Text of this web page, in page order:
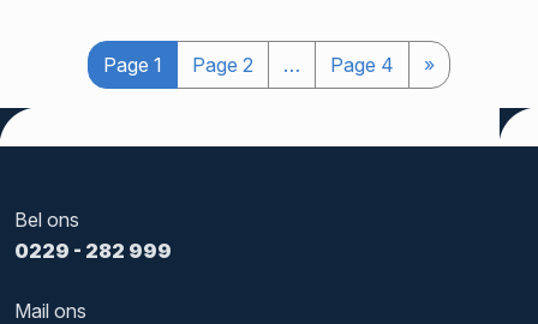
Page 1 Page 2 … Page 4 »
Bel ons
0229 - 282 999
Mail ons